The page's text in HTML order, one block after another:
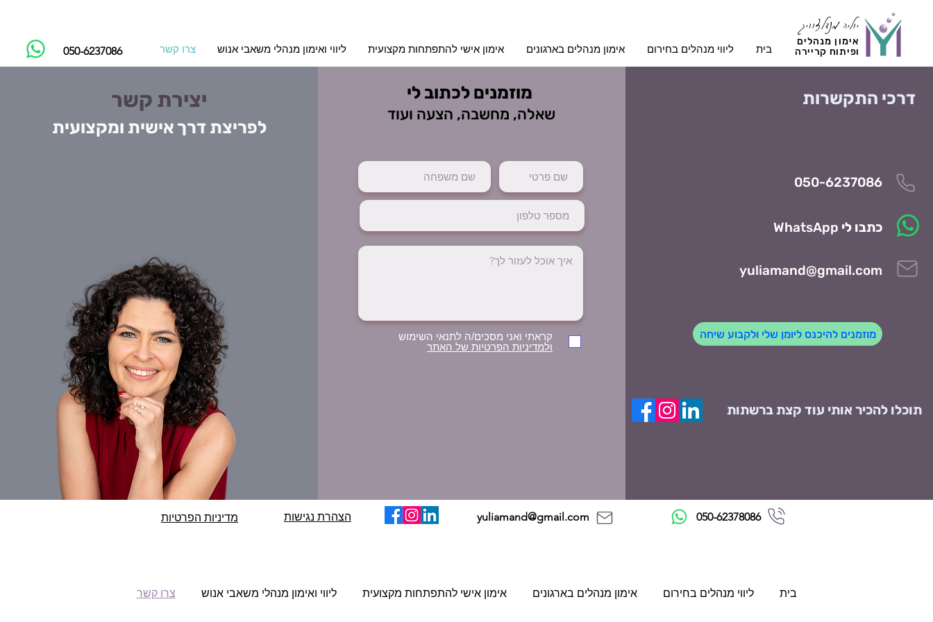
050-6237086 בית ליווי מנהלים בחירום אימון מנהלים בארגונים אימון אישי להתפתחות מקצועית ליווי ואימון מנהלי משאבי אנוש צרו קשר
אימון מנהלים
ופיתוח קריירה
יוליה מנדלצוויג
יצירת קשר
לפריצת דרך אישית ומקצועית
מוזמנים לכתוב לי
שאלה, מחשבה, הצעה ועוד
קראתי ואני מסכים/ה לתנאי השימוש
ולמדיניות הפרטיות של האתר
דרכי התקשרות
050-6237086
כתבו לי WhatsApp
yuliamand@gmail.com
מוזמנים להיכנס ליומן שלי ולקבוע שיחה
תוכלו להכיר אותי עוד קצת ברשתות
050-62378086
yuliamand@gmail.com הצהרת נגישות מדיניות הפרטיות
בית ליווי מנהלים בחירום אימון מנהלים בארגונים אימון אישי להתפתחות מקצועית ליווי ואימון מנהלי משאבי אנוש צרו קשר